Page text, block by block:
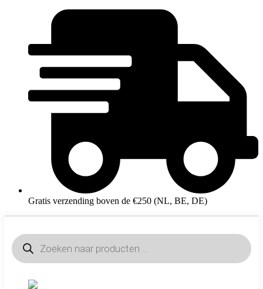
Gratis verzending boven de €250 (NL, BE, DE)
Producten
zoeken